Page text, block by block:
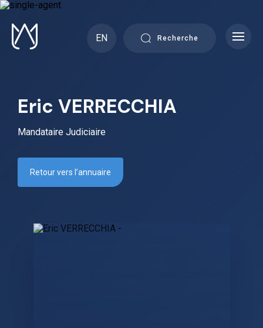
Skip
content
EN
Recherche
Eric VERRECCHIA
Mandataire Judiciaire
Retour vers l’annuaire